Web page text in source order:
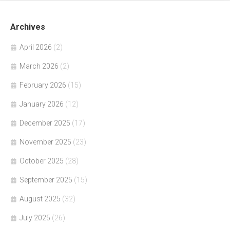
Archives
April 2026 (2)
March 2026 (2)
February 2026 (15)
January 2026 (12)
December 2025 (17)
November 2025 (23)
October 2025 (28)
September 2025 (15)
August 2025 (32)
July 2025 (26)